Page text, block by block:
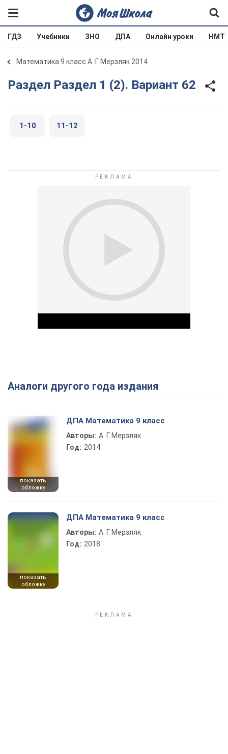
ГДЗ Учебники ЗНО ДПА Онлайн уроки НМТ
Математика 9 класс А. Г. Мерзляк 2014
Раздел Раздел 1 (2). Вариант 62
1-10 11-12
Play Video
Аналоги другого года издания
показать
обложку
ДПА Математика 9 класс
Авторы: А. Г. Мерзляк
Год: 2014
показать
обложку
ДПА Математика 9 класс
Авторы: А. Г. Мерзляк
Год: 2018